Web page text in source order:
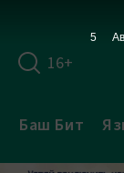
16+
Баш Бит
5